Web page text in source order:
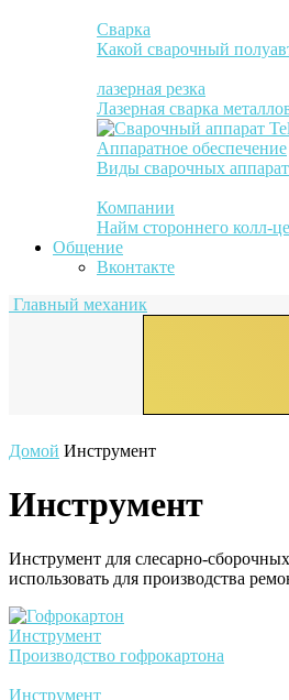
Сварка
Какой сварочный
лазерная резка
Лазерная сварка
Аппаратное обеспечение
Виды сварочных
Компании
Найм стороннего колл-
Общение
Вконтакте
Главный механик
Домой Инструмент
Инструмент
Инструмент для слесарно-
использовать для производства
Инструмент
Производство гофрокартона
Инструмент